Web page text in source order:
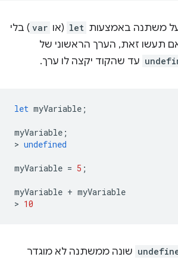
משתנה באמצעות let (או var ) בלי
תעשו זאת, הערך הראשוני של
עד שהקוד יקצה לו ערך.
let myVariable ;
myVariable ;
> undefined
myVariable = 5 ;
myVariable + myVariable
> 10
שונה ממשתנה לא מוגדר